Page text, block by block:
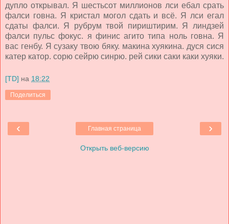
дупло открывал. Я шестьсот миллионов лси ебал срать
фалси говна. Я кристал могол сдать и всё. Я лси егал
сдаты фалси. Я рубрум твой пириштирим. Я линдзей
фалси пульс фокус. я финис агито типа ноль говна. Я
вас генбу. Я сузаку твою бяку. макина хуякина. дуся сися
катер катор. сорю сейрю синрю. рей сики саки каки хуяки.
[TD] на 18:22
Поделиться
‹ ›
Главная страница
Открыть веб-версию